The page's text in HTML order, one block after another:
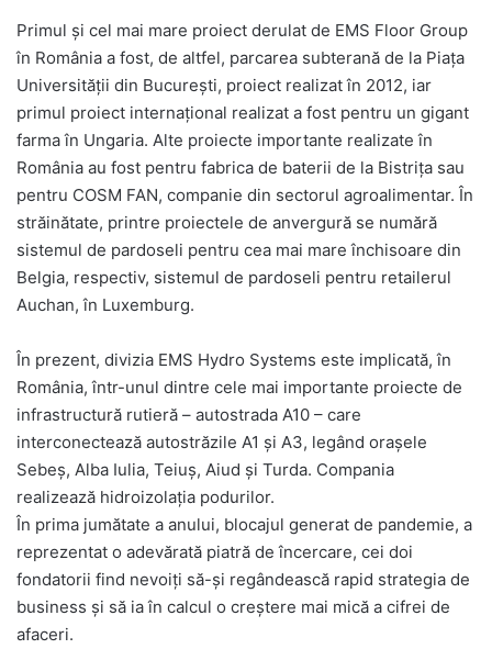
Primul și cel mai mare proiect derulat de EMS Floor Group
în România a fost, de altfel, parcarea subterană de la Piața
Universității din București, proiect realizat în 2012, iar
primul proiect internațional realizat a fost pentru un gigant
farma în Ungaria. Alte proiecte importante realizate în
România au fost pentru fabrica de baterii de la Bistrița sau
pentru COSM FAN, companie din sectorul agroalimentar. În
străinătate, printre proiectele de anvergură se numără
sistemul de pardoseli pentru cea mai mare închisoare din
Belgia, respectiv, sistemul de pardoseli pentru retailerul
Auchan, în Luxemburg.
În prezent, divizia EMS Hydro Systems este implicată, în
România, într-unul dintre cele mai importante proiecte de
infrastructură rutieră – autostrada A10 – care
interconectează autostrăzile A1 și A3, legând orașele
Sebeș, Alba Iulia, Teiuș, Aiud și Turda. Compania
realizează hidroizolația podurilor.
În prima jumătate a anului, blocajul generat de pandemie, a
reprezentat o adevărată piatră de încercare, cei doi
fondatorii find nevoiți să-și regândească rapid strategia de
business și să ia în calcul o creștere mai mică a cifrei de
afaceri.